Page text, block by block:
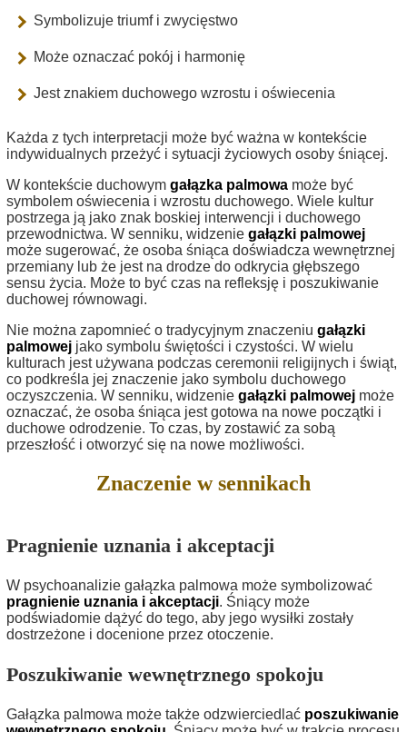
Symbolizuje triumf i zwycięstwo
Może oznaczać pokój i harmonię
Jest znakiem duchowego wzrostu i oświecenia
Każda z tych interpretacji może być ważna w kontekście
indywidualnych przeżyć i sytuacji życiowych osoby śniącej.
W kontekście duchowym gałązka palmowa może być
symbolem oświecenia i wzrostu duchowego. Wiele kultur
postrzega ją jako znak boskiej interwencji i duchowego
przewodnictwa. W senniku, widzenie gałązki palmowej
może sugerować, że osoba śniąca doświadcza wewnętrznej
przemiany lub że jest na drodze do odkrycia głębszego
sensu życia. Może to być czas na refleksję i poszukiwanie
duchowej równowagi.
Nie można zapomnieć o tradycyjnym znaczeniu gałązki
palmowej jako symbolu świętości i czystości. W wielu
kulturach jest używana podczas ceremonii religijnych i świąt,
co podkreśla jej znaczenie jako symbolu duchowego
oczyszczenia. W senniku, widzenie gałązki palmowej może
oznaczać, że osoba śniąca jest gotowa na nowe początki i
duchowe odrodzenie. To czas, by zostawić za sobą
przeszłość i otworzyć się na nowe możliwości.
Znaczenie w sennikach
Pragnienie uznania i akceptacji
W psychoanalizie gałązka palmowa może symbolizować
pragnienie uznania i akceptacji. Śniący może
podświadomie dążyć do tego, aby jego wysiłki zostały
dostrzeżone i docenione przez otoczenie.
Poszukiwanie wewnętrznego spokoju
Gałązka palmowa może także odzwierciedlać poszukiwanie